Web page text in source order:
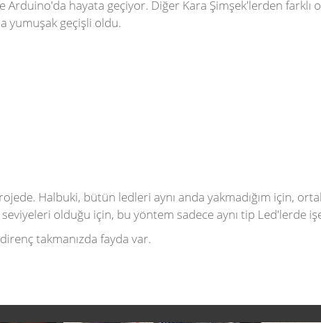
hayata geçiyor. Diğer Kara Şimşek'lerden farklı
yumuşak geçişli oldu.
Halbuki, bütün ledleri aynı anda yakmadığım için,
olduğu için, bu yöntem sadece aynı tip Led'lerde
takmanızda fayda var.